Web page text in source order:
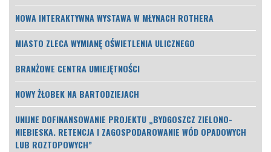
NOWA INTERAKTYWNA WYSTAWA W MŁYNACH ROTHERA
MIASTO ZLECA WYMIANĘ OŚWIETLENIA ULICZNEGO
BRANŻOWE CENTRA UMIEJĘTNOŚCI
NOWY ŻŁOBEK NA BARTODZIEJACH
UNIJNE DOFINANSOWANIE PROJEKTU „BYDGOSZCZ ZIELONO-
NIEBIESKA. RETENCJA I ZAGOSPODAROWANIE WÓD OPADOWYCH
LUB ROZTOPOWYCH”